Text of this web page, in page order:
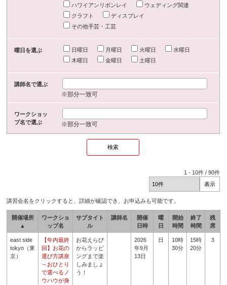
ハワイアンリボンレイ
ウェディング関連
クラフト
ディスプレイ
その他手芸・工芸
曜日を選ぶ 日曜日 月曜日 火曜日
水曜日
木曜日
金曜日 土曜日
講師名で選ぶ
※部分一致可
ワークショッ
プ名で選ぶ
※部分一致可
1 - 10件 /90件
講習会名をクリックすると、詳細が確認でき、お申込みも可能です。
開催場所
▲
ワークショ
ップ名
サブタイト
ル
講師名
開催
日時
曜
日
開始
時間
終了
時間
残
席
east side
tokyo（東
京）
【年内最終
回】お花の
選び方講座
～おひとり
で選べるノ
ウハウが身
お花えらび
からラッピ
ングまで楽
しみましょ
う！
2026
年9月
13日
日
10時
30分
15時
20分
3